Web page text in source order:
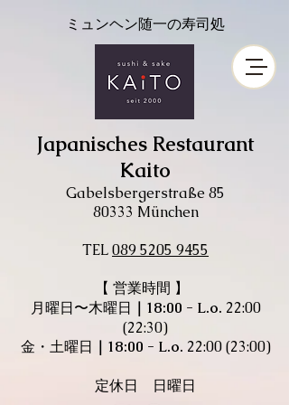
ミュンヘン随一の寿司処
Japanisches Restaurant
Kaito
Gabelsbergerstraße 85
80333 München
​TEL089 5205 9455
【 営業時間 】
月曜日〜木曜日 ​｜ 18:00 - L.o. 22:00
(22:30)
金・土曜日 ​｜ 18:00 - L.o. 22:00 (23:00)
定休日 日曜日